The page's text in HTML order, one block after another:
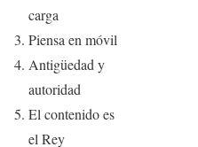
carga
Piensa en móvil
Antigüedad y
autoridad
El contenido es
el Rey